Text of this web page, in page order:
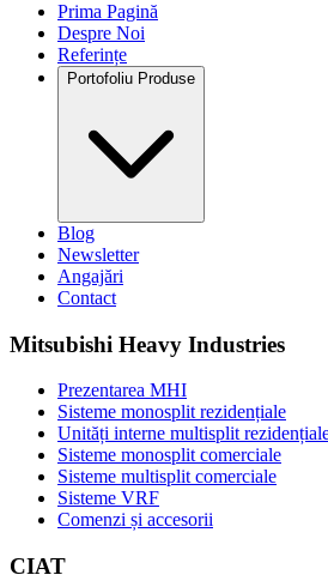
Prima Pagină
Despre Noi
Referințe
Portofoliu Produse
Blog
Newsletter
Angajări
Contact
Mitsubishi Heavy Industries
Prezentarea MHI
Sisteme monosplit rezidențiale
Unități interne multisplit
Sisteme monosplit comerciale
Sisteme multisplit comerciale
Sisteme VRF
Comenzi și accesorii
CIAT